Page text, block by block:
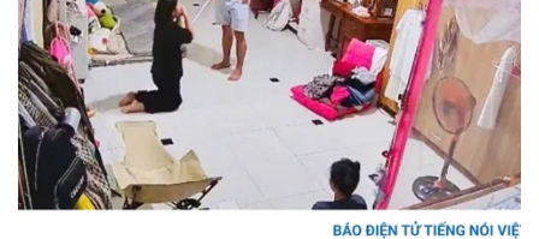
Pháp luật
Vụ án
Tin nóng
Tư vấn luật
Quân sự - Quốc phòng
Vũ khí
Việt Nam
Phân tích